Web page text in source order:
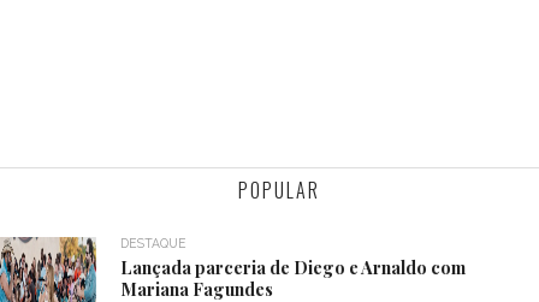
POPULAR
DESTAQUE
Lançada parceria de Diego e Arnaldo com
Mariana Fagundes